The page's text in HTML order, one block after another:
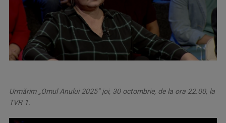
Urmărim „Omul Anului 2025” joi, 30 octombrie, de la ora 22.00, la
TVR 1.